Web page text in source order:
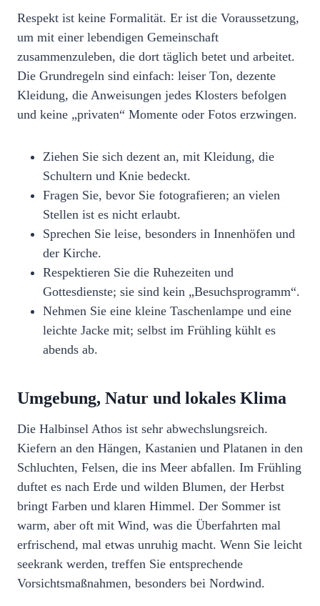
Respekt ist keine Formalität. Er ist die Voraussetzung,
um mit einer lebendigen Gemeinschaft
zusammenzuleben, die dort täglich betet und arbeitet.
Die Grundregeln sind einfach: leiser Ton, dezente
Kleidung, die Anweisungen jedes Klosters befolgen
und keine „privaten“ Momente oder Fotos erzwingen.
Ziehen Sie sich dezent an, mit Kleidung, die
Schultern und Knie bedeckt.
Fragen Sie, bevor Sie fotografieren; an vielen
Stellen ist es nicht erlaubt.
Sprechen Sie leise, besonders in Innenhöfen und
der Kirche.
Respektieren Sie die Ruhezeiten und
Gottesdienste; sie sind kein „Besuchsprogramm“.
Nehmen Sie eine kleine Taschenlampe und eine
leichte Jacke mit; selbst im Frühling kühlt es
abends ab.
Umgebung, Natur und lokales Klima
Die Halbinsel Athos ist sehr abwechslungsreich.
Kiefern an den Hängen, Kastanien und Platanen in den
Schluchten, Felsen, die ins Meer abfallen. Im Frühling
duftet es nach Erde und wilden Blumen, der Herbst
bringt Farben und klaren Himmel. Der Sommer ist
warm, aber oft mit Wind, was die Überfahrten mal
erfrischend, mal etwas unruhig macht. Wenn Sie leicht
seekrank werden, treffen Sie entsprechende
Vorsichtsmaßnahmen, besonders bei Nordwind.